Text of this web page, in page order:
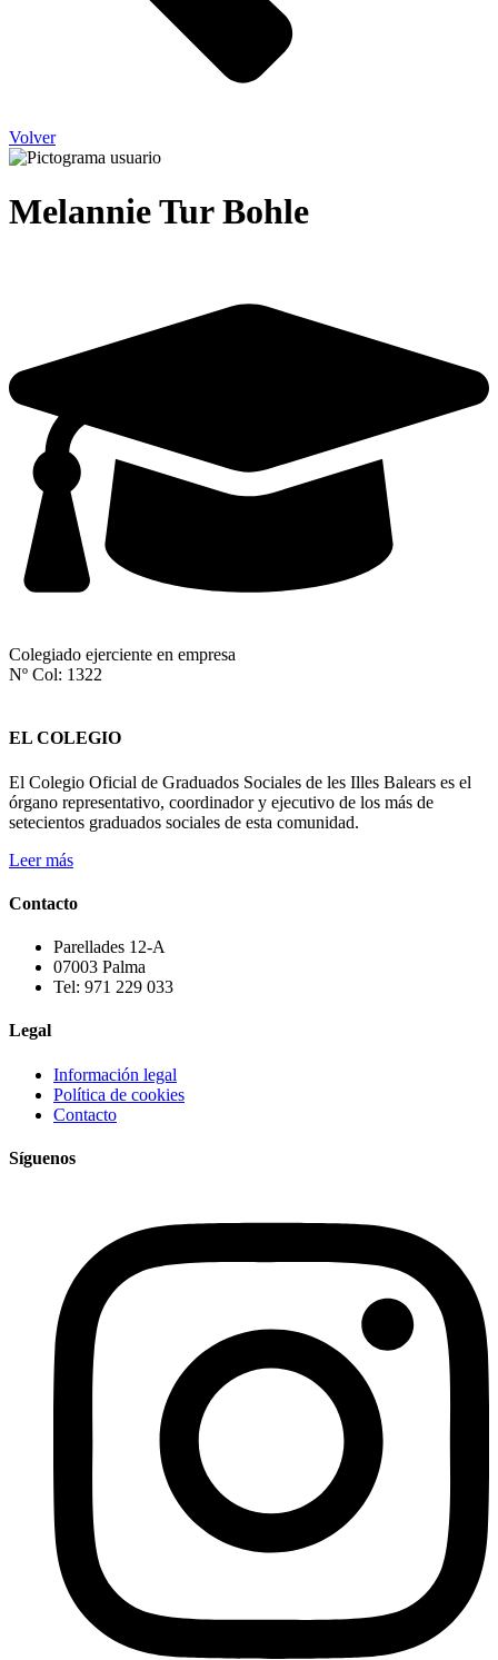
Volver
Melannie Tur Bohle
Colegiado ejerciente en empresa
Nº Col: 1322
EL COLEGIO
El Colegio Oficial de Graduados Sociales de les Illes Balears es el
órgano representativo, coordinador y ejecutivo de los más de
setecientos graduados sociales de esta comunidad.
Leer más
Contacto
Parellades 12-A
07003 Palma
Tel: 971 229 033
Legal
Información legal
Política de cookies
Contacto
Síguenos